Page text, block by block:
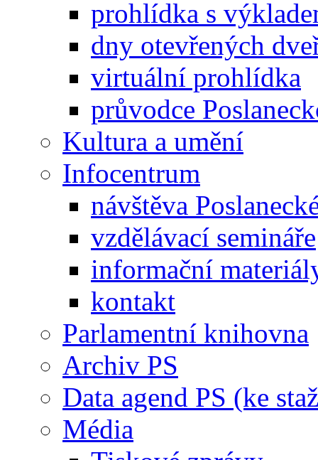
prohlídka s
dny otevřených
virtuální prohlídka
průvodce
Kultura a umění
Infocentrum
návštěva
vzdělávací semináře
informační
kontakt
Parlamentní knihovna
Archiv PS
Data agend PS (ke
Média